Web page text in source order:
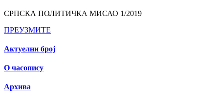
СРПСКА ПОЛИТИЧКА МИСАО 1/2019
ПРЕУЗМИТЕ
Актуелни број
О часопису
Архива